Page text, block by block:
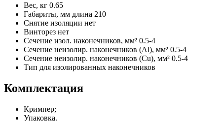
Вес, кг 0.65
Габариты, мм длина 210
Снятие изоляции нет
Винторез нет
Сечение изол. наконечников, мм² 0.5-4
Сечение неизолир. наконечников (Al), мм² 0.5-4
Сечение неизолир. наконечников (Сu), мм² 0.5-4
Тип для изолированных наконечников
Комплектация
Кримпер;
Упаковка.